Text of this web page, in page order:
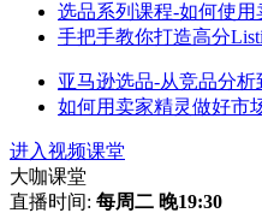
选品系列课程-如何使
手把手教你打造高分
亚马逊选品-从竞品分析
如何用卖家精灵做好市
进入视频课堂
大咖课堂
直播时间: 每周二 晚19:30